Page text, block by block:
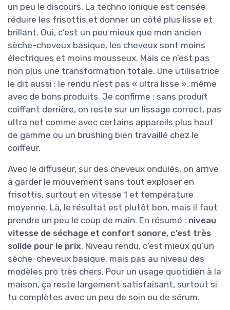
un peu le discours. La techno ionique est censée
réduire les frisottis et donner un côté plus lisse et
brillant. Oui, c’est un peu mieux que mon ancien
sèche-cheveux basique, les cheveux sont moins
électriques et moins mousseux. Mais ce n’est pas
non plus une transformation totale. Une utilisatrice
le dit aussi : le rendu n’est pas « ultra lisse », même
avec de bons produits. Je confirme : sans produit
coiffant derrière, on reste sur un lissage correct, pas
ultra net comme avec certains appareils plus haut
de gamme ou un brushing bien travaillé chez le
coiffeur.
Avec le diffuseur, sur des cheveux ondulés, on arrive
à garder le mouvement sans tout exploser en
frisottis, surtout en vitesse 1 et température
moyenne. Là, le résultat est plutôt bon, mais il faut
prendre un peu le coup de main. En résumé : niveau
vitesse de séchage et confort sonore, c’est très
solide pour le prix. Niveau rendu, c’est mieux qu’un
sèche-cheveux basique, mais pas au niveau des
modèles pro très chers. Pour un usage quotidien à la
maison, ça reste largement satisfaisant, surtout si
tu complètes avec un peu de soin ou de sérum.